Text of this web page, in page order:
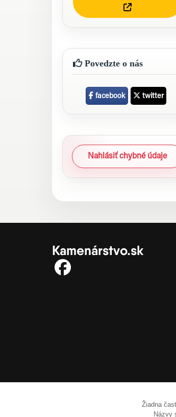
Povedzte o nás
facebook twitter
Nahlásiť chybné údaje
Kamenárstvo.sk
Žiadna
Názvy